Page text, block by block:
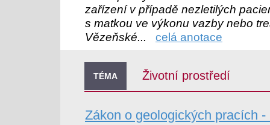
zařízení v případě nezletilých
s matkou ve výkonu vazby nebo
Vězeňské...
celá anotace
TÉMA Životní prostředí
Zákon o geologických pracích -